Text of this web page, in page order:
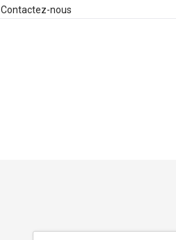
Contactez-nous